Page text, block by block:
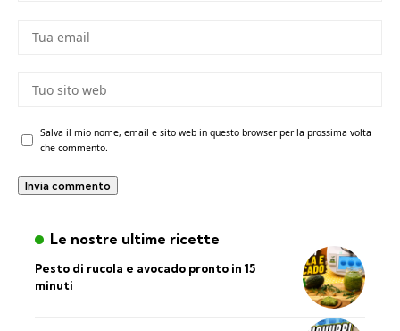
Salva il mio nome, email e sito web in questo browser per la prossima volta
che commento.
Le nostre ultime ricette
Pesto di rucola e avocado pronto in 15
minuti